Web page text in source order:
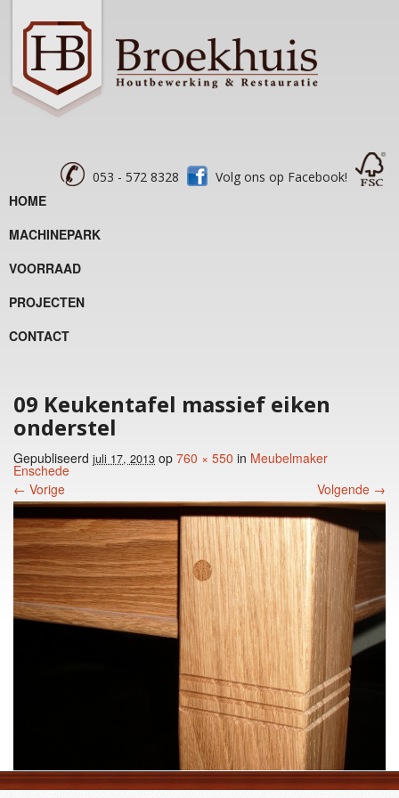
053 - 572 8328 Volg ons op Facebook!
HOME
MACHINEPARK
VOORRAAD
PROJECTEN
CONTACT
09 Keukentafel massief eiken
onderstel
Gepubliseerd juli 17, 2013 op 760 × 550 in Meubelmaker
Enschede
Foto menu
← Vorige Volgende →